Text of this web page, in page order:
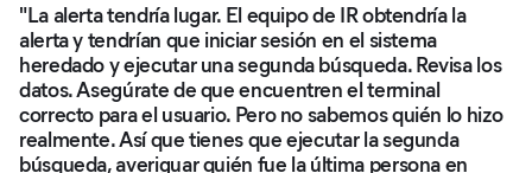
"La alerta tendría lugar. El equipo de IR obtendría la
alerta y tendrían que iniciar sesión en el sistema
heredado y ejecutar una segunda búsqueda. Revisa los
datos. Asegúrate de que encuentren el terminal
correcto para el usuario. Pero no sabemos quién lo hizo
realmente. Así que tienes que ejecutar la segunda
búsqueda, averiguar quién fue la última persona en